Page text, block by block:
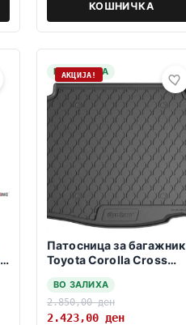
КОШНИЧКА
НА ЗАЛИХА
АКЦИЈА!
Патосница за багажник
Toyota Corolla Cross
gorna polozba-
ВО ЗАЛИХА
2.850,00ден
2.423,00 ден